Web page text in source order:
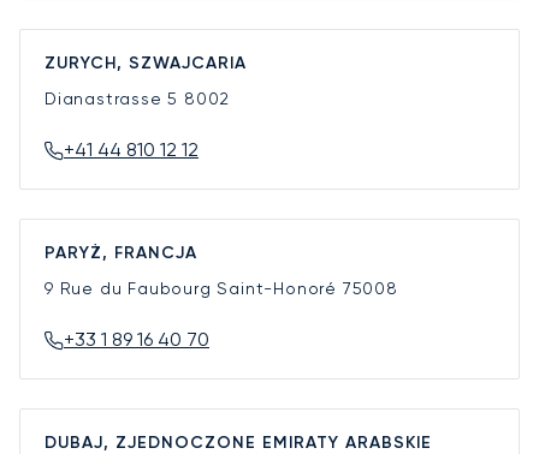
ZURYCH, SZWAJCARIA
Dianastrasse 5 8002
+41 44 810 12 12
PARYŻ, FRANCJA
9 Rue du Faubourg Saint-Honoré 75008
+33 1 89 16 40 70
DUBAJ, ZJEDNOCZONE EMIRATY ARABSKIE